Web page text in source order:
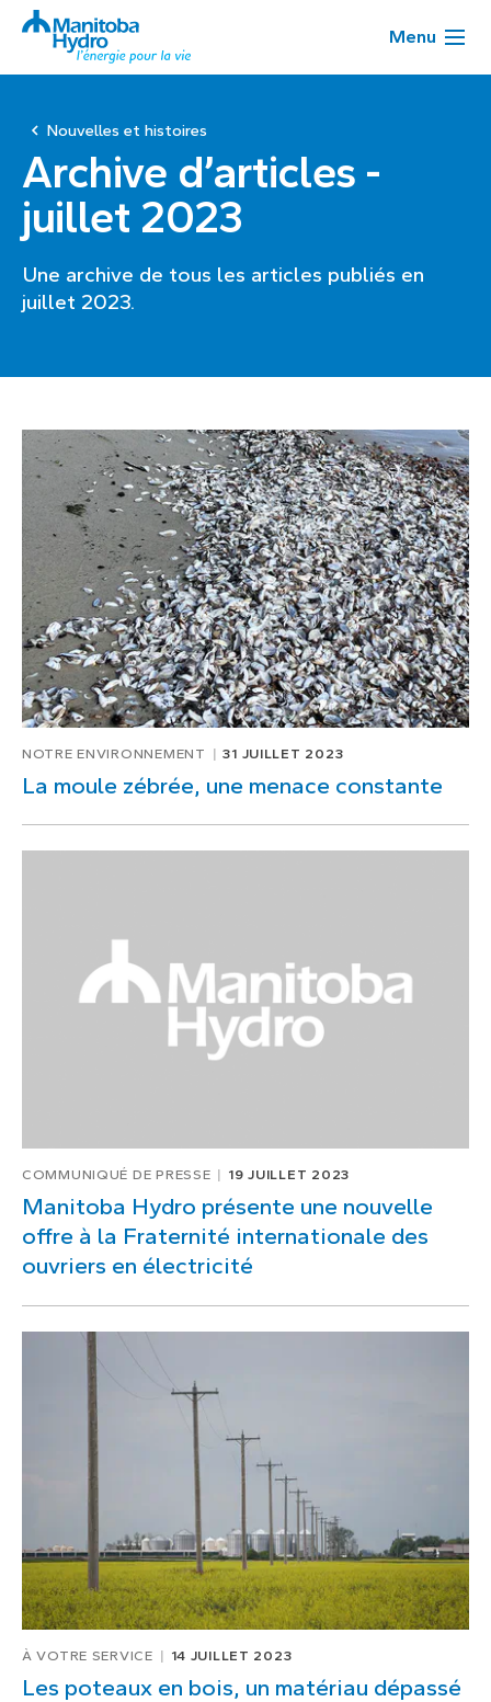
Menu
Nouvelles et histoires
Archive d’articles -
juillet 2023
Une archive de tous les articles publiés en
juillet 2023.
Page
1
de
1
NOTRE ENVIRONNEMENT 31 JUILLET 2023
La moule zébrée, une menace constante
COMMUNIQUÉ DE PRESSE 19 JUILLET 2023
Manitoba Hydro présente une nouvelle
offre à la Fraternité internationale des
ouvriers en électricité
À VOTRE SERVICE 14 JUILLET 2023
Les poteaux en bois, un matériau dépassé